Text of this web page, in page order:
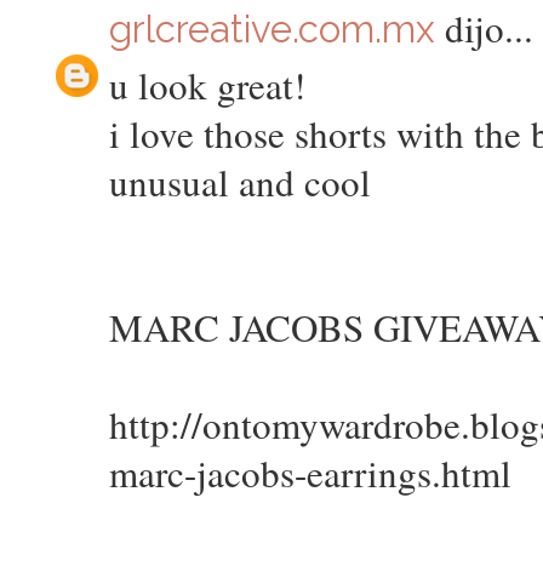
grlcreative.com.mx dijo...
u look great!
i love those shorts with the
unusual and cool
MARC JACOBS
http://
marc-jacobs-earrings.html